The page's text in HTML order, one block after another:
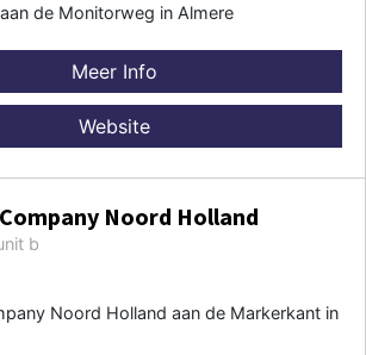
de Monitorweg in Almere
Meer Info
Website
Noord Holland
b
Noord Holland aan de Markerkant in